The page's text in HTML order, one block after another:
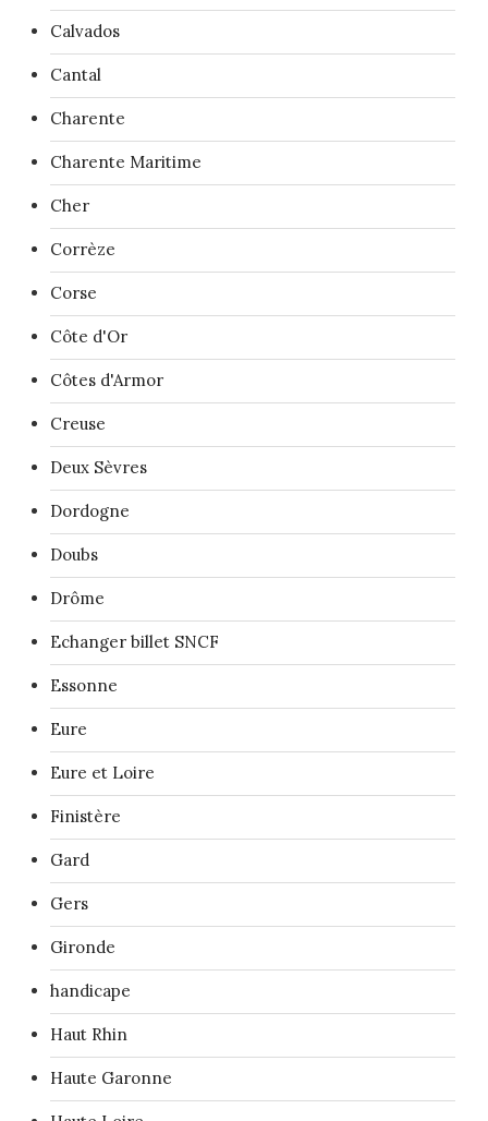
Calvados
Cantal
Charente
Charente Maritime
Cher
Corrèze
Corse
Côte d'Or
Côtes d'Armor
Creuse
Deux Sèvres
Dordogne
Doubs
Drôme
Echanger billet SNCF
Essonne
Eure
Eure et Loire
Finistère
Gard
Gers
Gironde
handicape
Haut Rhin
Haute Garonne